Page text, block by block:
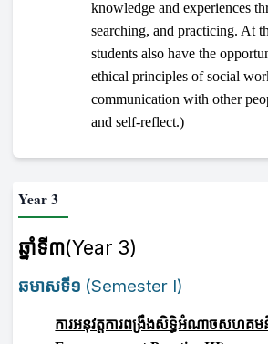
knowledge and experiences
searching, and practicing. At
students also have the
ethical principles of social
communication with other
and self-reflect.)
Year 3
ឆ្នាំទី៣(Year 3)
ឆមាសទី១ (Semester I)
ការអនុវត្តការពង្រឹងសិទ្ធិអំណាចសហគ